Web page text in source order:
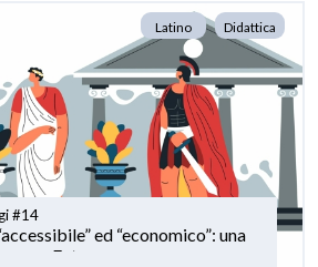
Latino Didattica
Insegnare Latino oggi #14
ed “economico”: una
con Futura